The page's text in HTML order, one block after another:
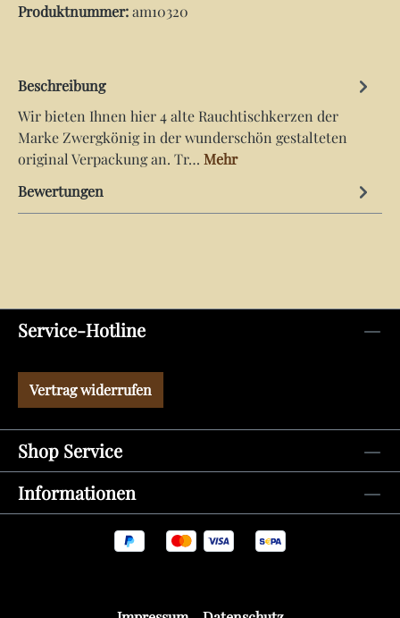
Produktnummer:am10320
Beschreibung
Wir bieten Ihnen hier 4 alte Rauchtischkerzen der
Marke Zwergkönig in der wunderschön gestalteten
original Verpackung an. Tr… Mehr
Bewertungen
Service-Hotline
Vertrag widerrufen
Shop Service
Informationen